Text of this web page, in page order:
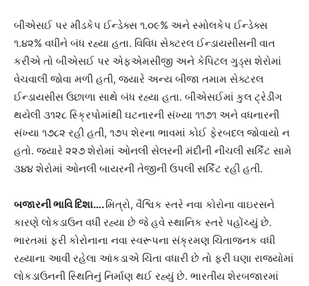
બીએસઈ પર મીડકેપ ઈન્ડેક્સ ૧.૦૯% અને સ્મોલકેપ ઈન્ડેક્સ
૧.૪૨% વધીને બંધ રહ્યા હતા. વિવિધ સેક્ટરલ ઈન્ડાયસીસની વાત
કરીએ તો બીએસઈ પર એફએમસીજી અને કેપિટલ ગુડ્સ શેરોમાં
વેચવાલી જોવા મળી હતી, જ્યારે અન્ય બીજા તમામ સેક્ટરલ
ઈન્ડાયસીસ ઉછાળા સાથે બંધ રહ્યા હતા. બીએસઈમાં કુલ ટ્રેડીંગ
થયેલી ૩૧૨૮ સ્ક્રિપોમાંથી ઘટનારની સંખ્યા ૧૧૭૧ અને વધનારની
સંખ્યા ૧૭૮૨ રહી હતી, ૧૭૫ શેરના ભાવમાં કોઈ ફેરબદલ જોવાયો ન
હતો. જ્યારે ૨૨૭ શેરોમાં ઓનલી સેલરની મંદીની નીચલી સર્કિટ સામે
૩૪૪ શેરોમાં ઓનલી બાયરની તેજીની ઉપલી સર્કિટ રહી હતી.
બજારની ભાવિ દિશા….મિત્રો, વૈશ્વિક સ્તરે નવા કોરોના વાઇરસને
કારણે લોકડાઉન વધી રહ્યા છે જે હવે સ્થાનિક સ્તરે પહોંચ્યું છે.
ભારતમાં ફરી કોરોનાના નવા સ્વરૂપના સંક્રમણ ચિંતાજનક વધી
રહ્યાના આવી રહેલા આંકડાએ ચિંતા વધારી છે તો ફરી ઘણા રાજ્યોમાં
લોકડાઉનની સ્થિતિનું નિર્માણ થઈ રહ્યું છે. ભારતીય શેરબજારમાં